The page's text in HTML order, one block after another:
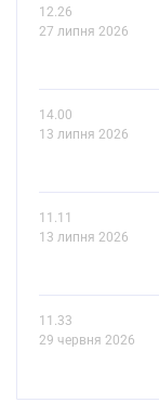
12.26
27 липня 2026
14.00
13 липня 2026
11.11
13 липня 2026
11.33
29 червня 2026